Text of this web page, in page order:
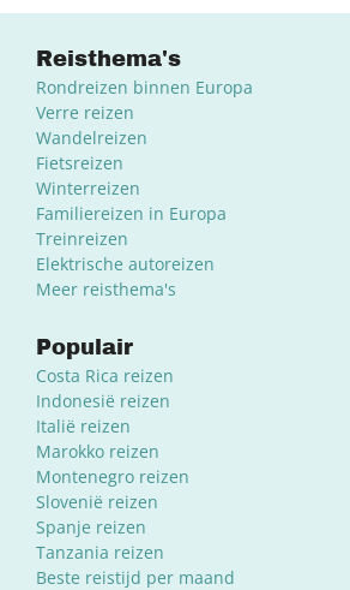
Reisthema's
Rondreizen binnen Europa
Verre reizen
Wandelreizen
Fietsreizen
Winterreizen
Familiereizen in Europa
Treinreizen
Elektrische autoreizen
Meer reisthema's
Populair
Costa Rica reizen
Indonesië reizen
Italië reizen
Marokko reizen
Montenegro reizen
Slovenië reizen
Spanje reizen
Tanzania reizen
Beste reistijd per maand